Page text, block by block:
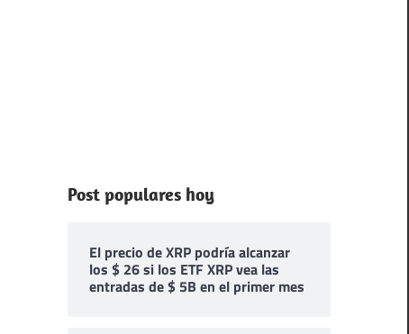
Post populares hoy
El precio de XRP podría alcanzar
los $ 26 si los ETF XRP vea las
entradas de $ 5B en el primer mes